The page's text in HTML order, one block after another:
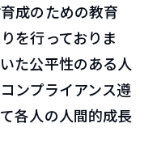
成のための教育
を行っておりま
た公平性のある人
ンプライアンス遵
各人の人間的成長